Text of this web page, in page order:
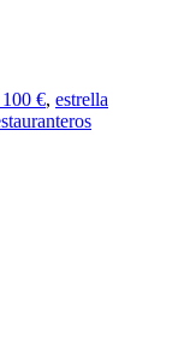
€, estrella